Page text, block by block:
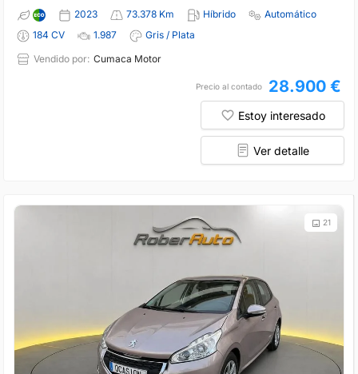
2023 73.378 Km Híbrido
Automático
184 CV
1.987
Gris / Plata
Vendido por: Cumaca Motor
Precio al contado 28.900 €
Estoy interesado
Ver detalle
21